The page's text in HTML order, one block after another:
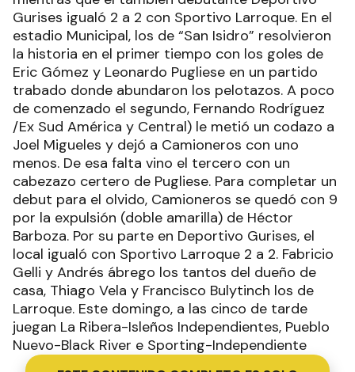
Gurises igualó 2 a 2 con Sportivo Larroque. En el
estadio Municipal, los de “San Isidro” resolvieron
la historia en el primer tiempo con los goles de
Eric Gómez y Leonardo Pugliese en un partido
trabado donde abundaron los pelotazos. A poco
de comenzado el segundo, Fernando Rodríguez
/Ex Sud América y Central) le metió un codazo a
Joel Migueles y dejó a Camioneros con uno
menos. De esa falta vino el tercero con un
cabezazo certero de Pugliese. Para completar un
debut para el olvido, Camioneros se quedó con 9
por la expulsión (doble amarilla) de Héctor
Barboza. Por su parte en Deportivo Gurises, el
local igualó con Sportivo Larroque 2 a 2. Fabricio
Gelli y Andrés ábrego los tantos del dueño de
casa, Thiago Vela y Francisco Bulytinch los de
Larroque. Este domingo, a las cinco de tarde
juegan La Ribera-Isleños Independientes, Pueblo
Nuevo-Black River e Sporting-Independiente